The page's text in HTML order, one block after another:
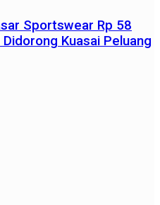
Sportswear Rp 58
Kuasai Peluang